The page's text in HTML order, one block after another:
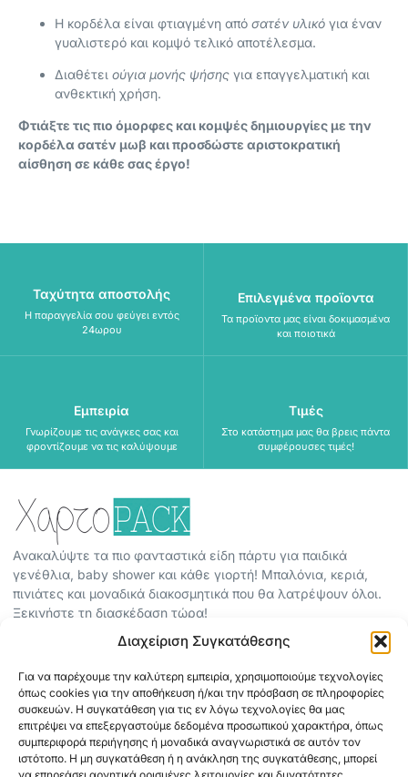
Διαχείριση Συγκατάθεσης
Για να παρέχουμε την καλύτερη εμπειρία, χρησιμοποιούμε τεχνολογίες
όπως cookies για την αποθήκευση ή/και την πρόσβαση σε πληροφορίες
συσκευών. Η συγκατάθεση για τις εν λόγω τεχνολογίες θα μας
επιτρέψει να επεξεργαστούμε δεδομένα προσωπικού χαρακτήρα, όπως
συμπεριφορά περιήγησης ή μοναδικά αναγνωριστικά σε αυτόν τον
ιστότοπο. Η μη συγκατάθεση ή η ανάκληση της συγκατάθεσης, μπορεί
Η κορδέλα είναι φτιαγμένη από σατέν υλικό για έναν
γυαλιστερό και κομψό τελικό αποτέλεσμα.
Διαθέτει ούγια μονής ψήσης για επαγγελματική και
ανθεκτική χρήση.
Φτιάξτε τις πιο όμορφες και κομψές δημιουργίες με την
κορδέλα σατέν μωβ και προσδώστε αριστοκρατική
αίσθηση σε κάθε σας έργο!
Ταχύτητα αποστολής
Η παραγγελία σου φεύγει εντός
24ωρου
Επιλεγμένα προϊοντα
Τα προϊοντα μας είναι δοκιμασμένα
και ποιοτικά
Εμπειρία
Γνωρίζουμε τις ανάγκες σας και
φροντίζουμε να τις καλύψουμε
Τιμές
Στο κατάστημα μας θα βρεις πάντα
συμφέρουσες τιμές!
Ανακαλύψτε τα πιο φανταστικά είδη πάρτυ για παιδικά
γενέθλια, baby shower και κάθε γιορτή! Μπαλόνια, κεριά,
πινιάτες και μοναδικά διακοσμητικά που θα λατρέψουν όλοι.
Ξεκινήστε τη διασκέδαση τώρα!
ΟΡΟΙ ΧΡΗΣΗΣ
ΠΟΛΙΤΙΚΗ ΑΠΟΡΡΗΤΟΥ
ABOUT
ΕΠΙΚΟΙΝΩΝΙΑ